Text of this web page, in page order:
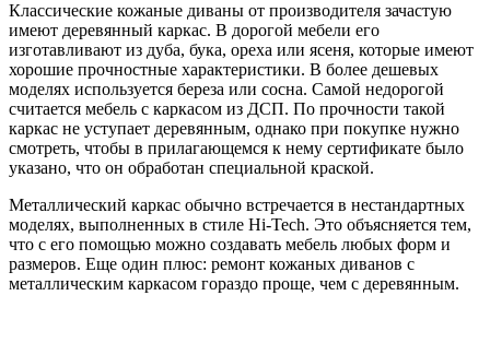
Классические кожаные диваны от производителя зачастую
имеют деревянный каркас. В дорогой мебели его
изготавливают из дуба, бука, ореха или ясеня, которые имеют
хорошие прочностные характеристики. В более дешевых
моделях используется береза или сосна. Самой недорогой
считается мебель с каркасом из ДСП. По прочности такой
каркас не уступает деревянным, однако при покупке нужно
смотреть, чтобы в прилагающемся к нему сертификате было
указано, что он обработан специальной краской.
Металлический каркас обычно встречается в нестандартных
моделях, выполненных в стиле Hi-Tech. Это объясняется тем,
что с его помощью можно создавать мебель любых форм и
размеров. Еще один плюс: ремонт кожаных диванов с
металлическим каркасом гораздо проще, чем с деревянным.